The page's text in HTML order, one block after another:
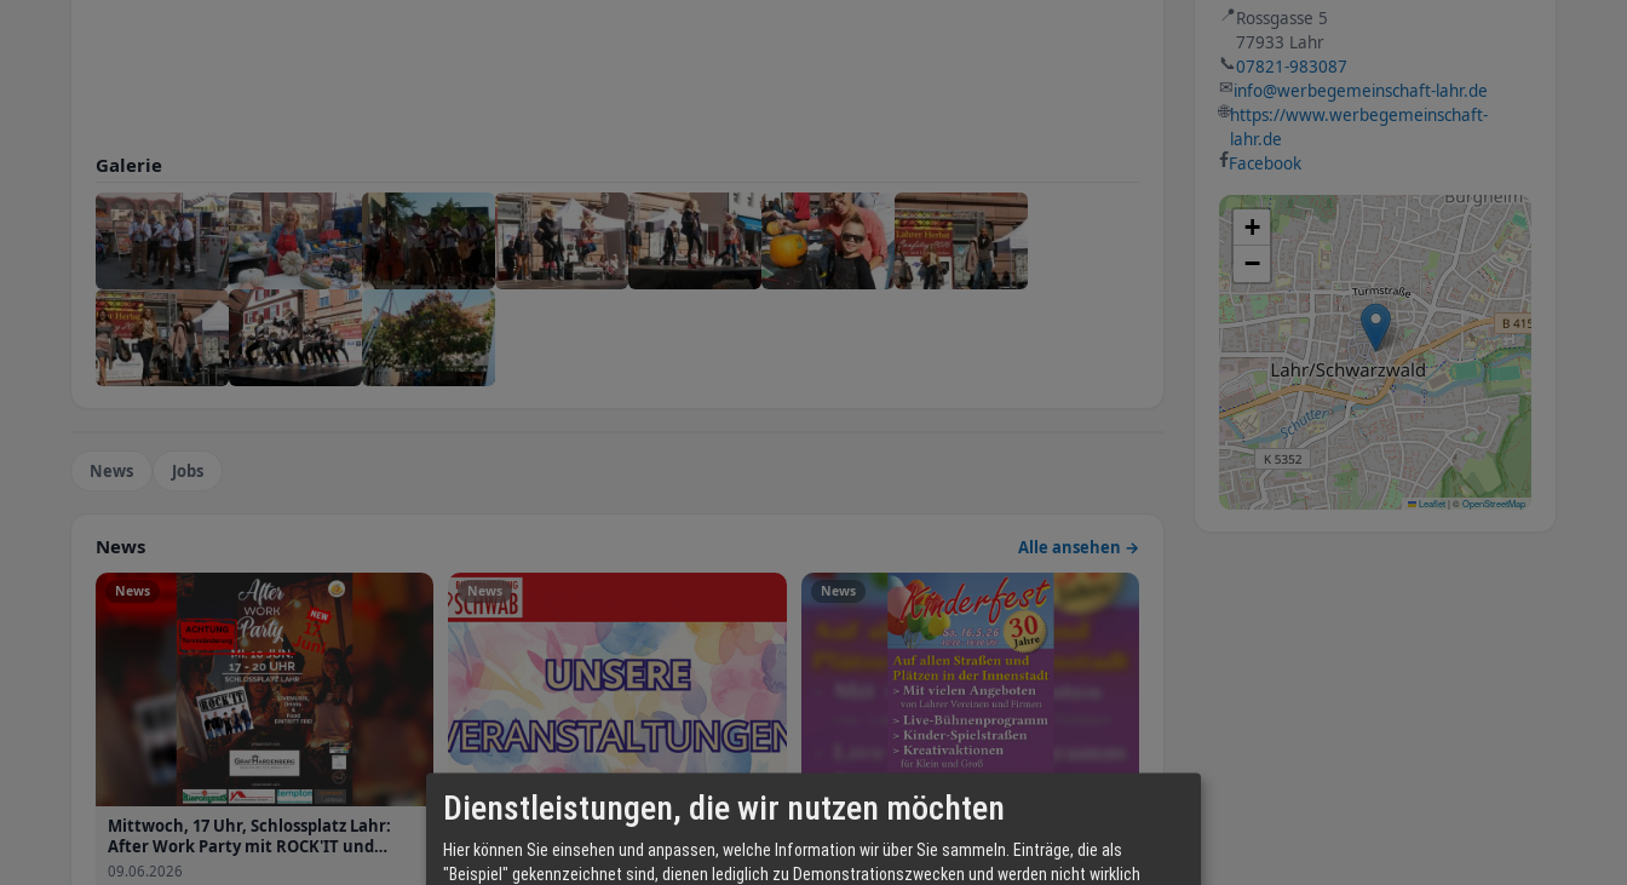
Galerie
News Jobs
News Alle ansehen →
News
Mittwoch, 17 Uhr, Schlossplatz Lahr:
After Work Party mit ROCK'IT und
freiem Eintritt
09.06.2026
News
Frühling in der Buchhandlung:
Lesenacht, Autorenlesung und Manga-
Wettbewerb bei Schwab in Lahr
28.04.2026
News
30 Jahre Kinderfest in Lahr: Die
Innenstadt gehört am 16. Mai den
Kindern
25.04.2026
📍Rossgasse 5
77933 Lahr
📞07821-983087
✉info@werbegemeinschaft-lahr.de
🌐https://www.werbegemeinschaft-
lahr.de
Facebook
+
−
Leaflet| ©OpenStreetMap
Dienstleistungen, die wir nutzen möchten
Hier können Sie einsehen und anpassen, welche Information wir über Sie sammeln. Einträge, die als
"Beispiel" gekennzeichnet sind, dienen lediglich zu Demonstrationszwecken und werden nicht wirklich